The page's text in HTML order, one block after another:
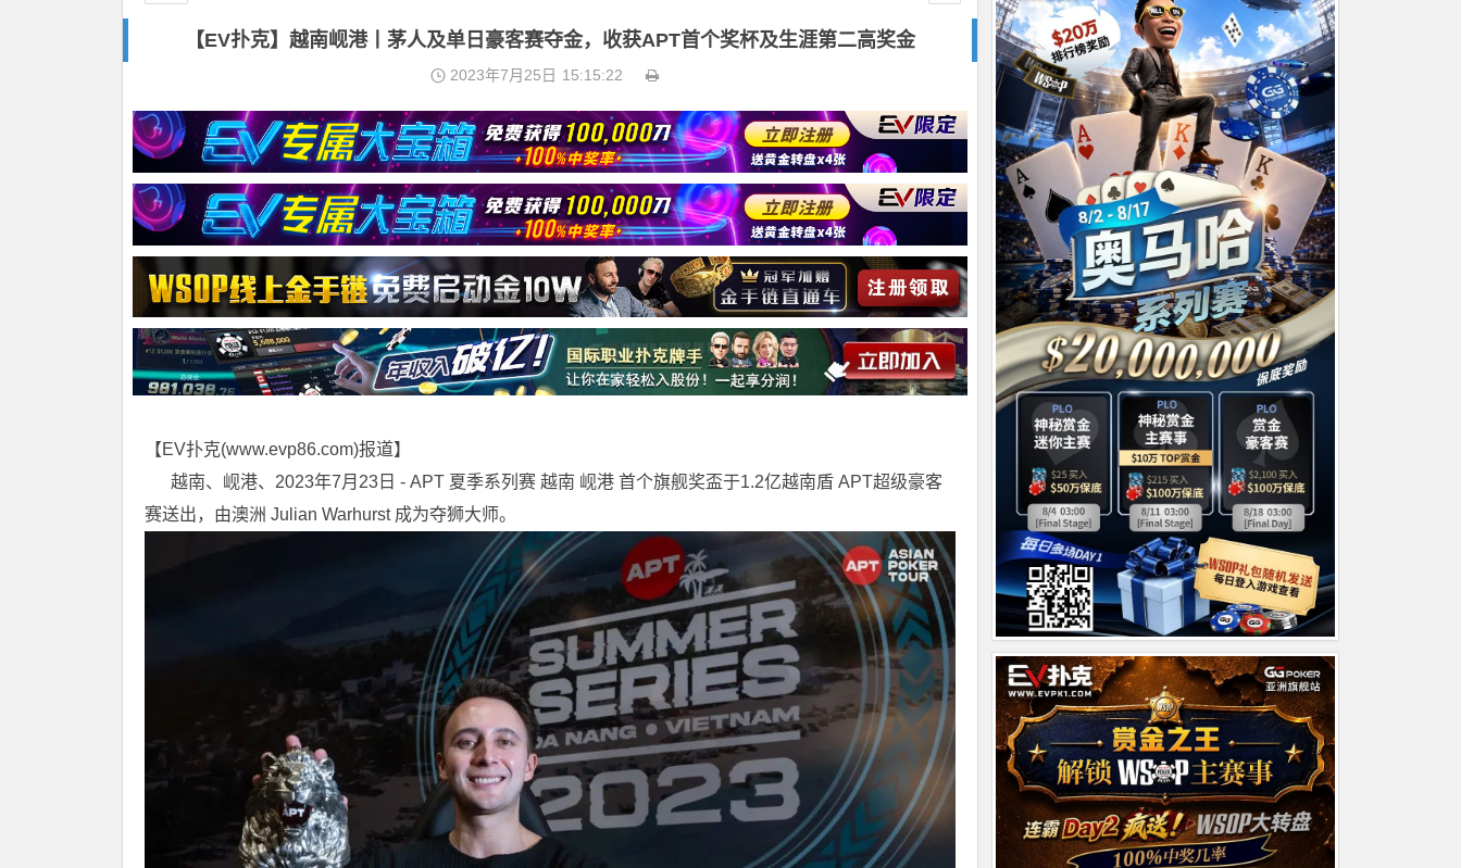
【EV扑克】越南岘港丨茅人及单日豪客赛夺金，收获APT首个奖杯及生涯第二高奖金
2023年7月25日 15:15:22
【EV扑克(www.evp86.com)报道】
越南、岘港、2023年7月23日 - APT 夏季系列赛 越南 岘港 首个旗舰奖盃于1.2亿越南盾 APT超级豪客
赛送出，由澳洲 Julian Warhurst 成为夺狮大师。